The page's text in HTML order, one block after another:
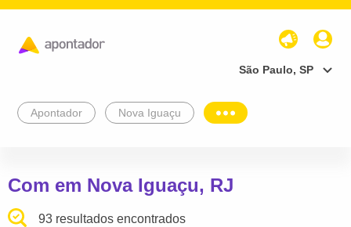
São Paulo, SP
Apontador Nova Iguaçu
Com em Nova Iguaçu, RJ
93 resultados encontrados